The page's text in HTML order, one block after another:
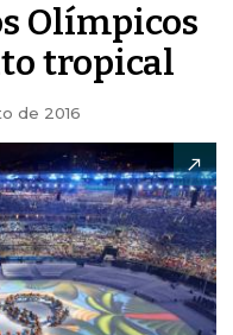
Olímpicos
tropical
de 2016